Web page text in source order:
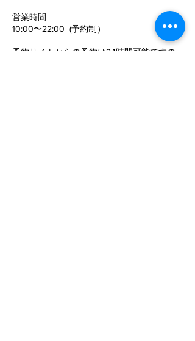
​営業時間
10:00〜22:00 (予約制）
予約サイトからの予約は24時間可能ですの